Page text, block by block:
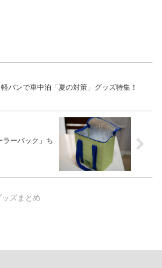
軽バンで車中泊「夏の対策」グッズ特集！
ーバック」ち
ズまとめ